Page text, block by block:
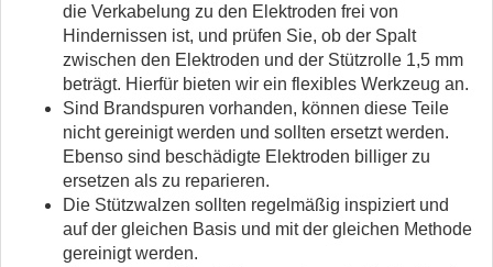
die Verkabelung zu den Elektroden frei von
Hindernissen ist, und prüfen Sie, ob der Spalt
zwischen den Elektroden und der Stützrolle 1,5 mm
beträgt. Hierfür bieten wir ein flexibles Werkzeug an.
Sind Brandspuren vorhanden, können diese Teile
nicht gereinigt werden und sollten ersetzt werden.
Ebenso sind beschädigte Elektroden billiger zu
ersetzen als zu reparieren.
Die Stützwalzen sollten regelmäßig inspiziert und
auf der gleichen Basis und mit der gleichen Methode
gereinigt werden.